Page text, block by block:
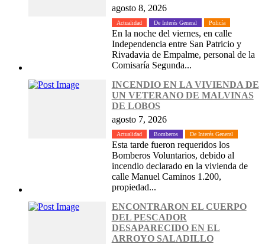
agosto 8, 2026
Actualidad De Interés General Policía
En la noche del viernes, en calle
Independencia entre San Patricio y
Rivadavia de Empalme, personal de la
Comisaría Segunda...
INCENDIO EN LA VIVIENDA DE
UN VETERANO DE MALVINAS
DE LOBOS
agosto 7, 2026
Actualidad Bomberos De Interés General
Esta tarde fueron requeridos los
Bomberos Voluntarios, debido al
incendio declarado en la vivienda de
calle Manuel Caminos 1.200,
propiedad...
ENCONTRARON EL CUERPO
DEL PESCADOR
DESAPARECIDO EN EL
ARROYO SALADILLO